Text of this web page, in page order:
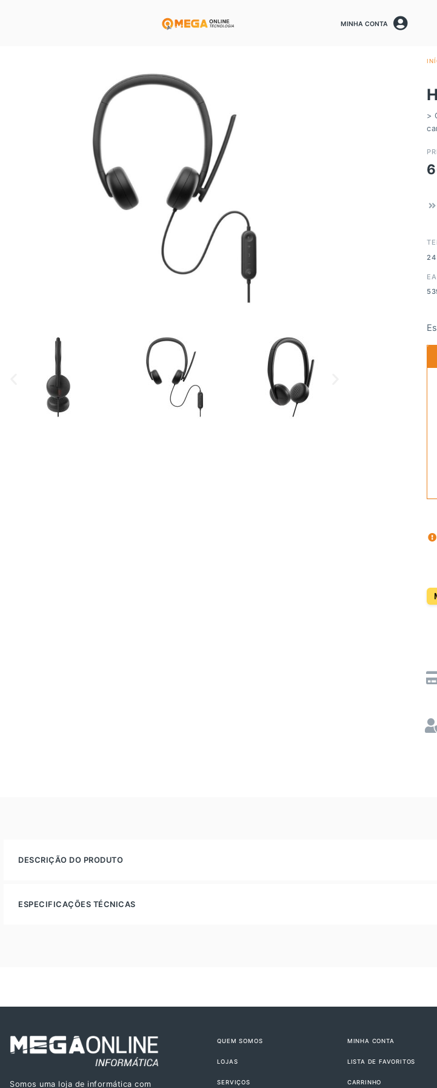
MINHA CONTA
>
24
DESCRIÇÃO DO PRODUTO
ESPECIFICAÇÕES TÉCNICAS
Somos uma loja de informática com
QUEM SOMOS
LOJAS
SERVIÇOS
MINHA CONTA
LISTA DE FAVORITOS
CARRINHO